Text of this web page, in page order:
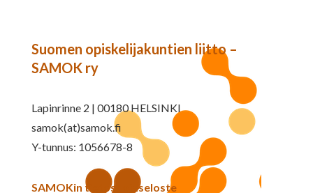
Suomen opiskelijakuntien liitto –
SAMOK ry
Lapinrinne 2 | 00180 HELSINKI
samok(at)samok.fi
Y-tunnus: 1056678-8
SAMOKin tietosuojaseloste